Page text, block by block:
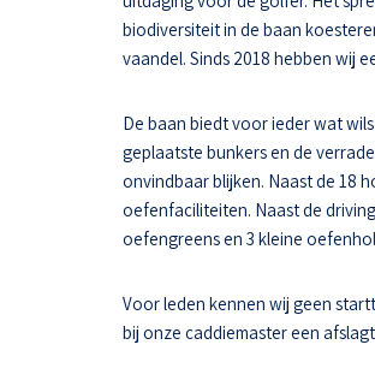
biodiversiteit in de baan
vaandel. Sinds 2018 hebben wij
De baan biedt voor ieder wat
geplaatste bunkers en de
onvindbaar blijken. Naast de 18
oefenfaciliteiten. Naast de
oefengreens en 3 kleine
Voor leden kennen wij geen
bij onze caddiemaster een